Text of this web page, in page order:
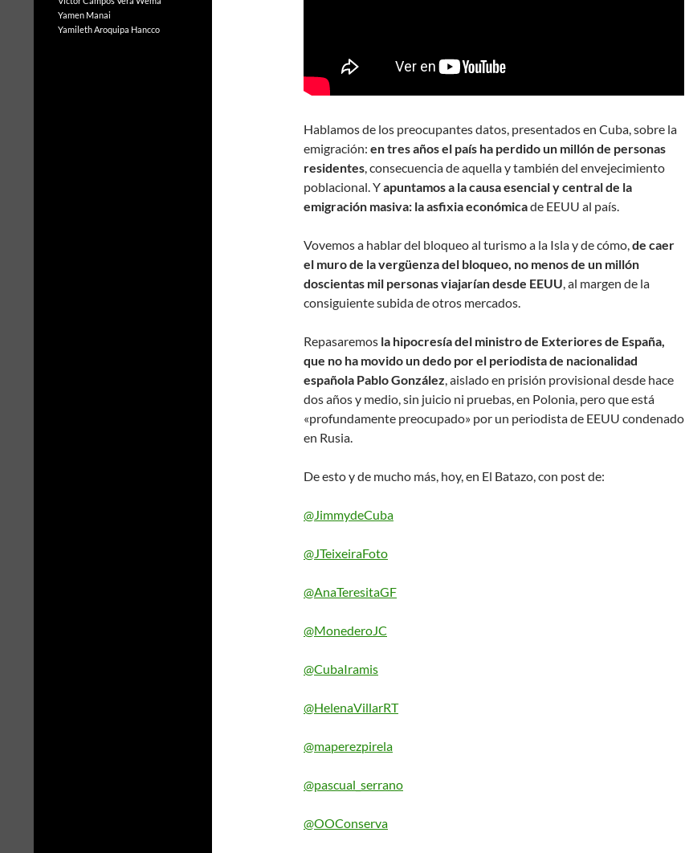
Hablamos de los preocupantes datos, presentados en Cuba, sobre la
emigración: en tres años el país ha perdido un millón de personas
residentes, consecuencia de aquella y también del envejecimiento
poblacional. Yapuntamos a la causa esencial y central de la
emigración masiva: la asfixia económicade EEUU al país.
Vovemos a hablar del bloqueo al turismo a la Isla y de cómo,de caer
el muro de la vergüenza del bloqueo, no menos de un millón
doscientas mil personas viajarían desde EEUU, al margen de la
consiguiente subida de otros mercados.
Repasaremos la hipocresía del ministro de Exteriores de España,
que no ha movido un dedo por el periodista de nacionalidad
española Pablo González, aislado en prisión provisional desde hace
dos años y medio, sin juicio ni pruebas, en Polonia, pero que está
«profundamente preocupado» por un periodista de EEUU condenado
en Rusia.
De esto y de mucho más, hoy, en El Batazo, con post de:
@JimmydeCuba
@JTeixeiraFoto
@AnaTeresitaGF
@MonederoJC
@CubaIramis
@HelenaVillarRT
@maperezpirela
@pascual_serrano
@OOConserva
Yamen Manai
Yamileth Aroquipa Hancco